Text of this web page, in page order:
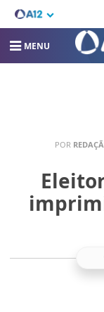
MENU
POR